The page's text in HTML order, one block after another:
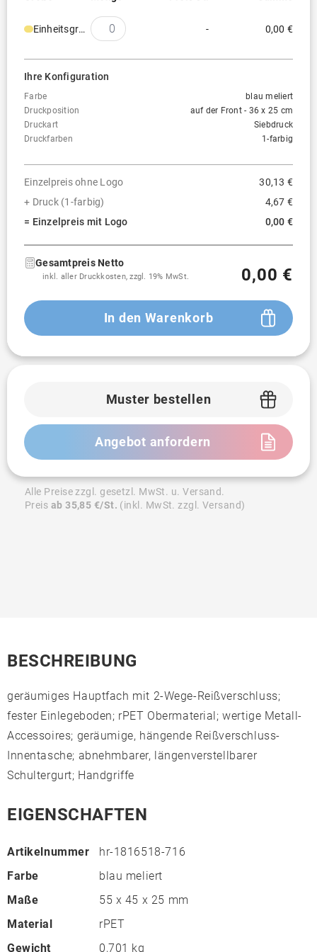
Einheitsgröße - 0,00 €
Ihre Konfiguration
Farbe
blau meliert
Druckposition
auf der Front - 36 x 25 cm
Druckart
Siebdruck
Druckfarben
1-farbig
Einzelpreis ohne Logo
30,13 €
+ Druck (1-farbig)
4,67 €
= Einzelpreis mit Logo
0,00 €
Gesamtpreis Netto
inkl. aller Druckkosten, zzgl. 19% MwSt. 0,00 €
In den Warenkorb
Muster bestellen
Angebot anfordern
Alle Preise zzgl. gesetzl. MwSt. u. Versand.
Preis ab 35,85 €/St. (inkl. MwSt. zzgl. Versand)
BESCHREIBUNG
geräumiges Hauptfach mit 2-Wege-Reißverschluss;
fester Einlegeboden; rPET Obermaterial; wertige Metall-
Accessoires; geräumige, hängende Reißverschluss-
Innentasche; abnehmbarer, längenverstellbarer
Schultergurt; Handgriffe
EIGENSCHAFTEN
Artikelnummer
hr-1816518-716
Farbe
blau meliert
Maße
55 x 45 x 25 mm
Material
rPET
Gewicht
0,701 kg